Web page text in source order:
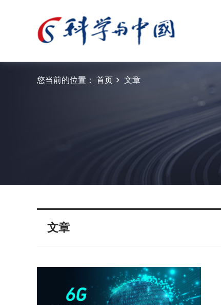
您当前的位置： 首页 文章
文章